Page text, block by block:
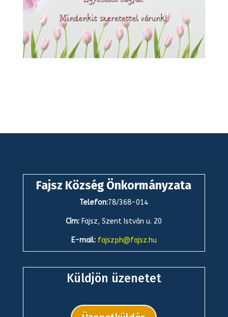
Fajsz Község Önkormányzata
Telefon:78/368-014
Cím: Fajsz, Szent István u. 20
E-mail: fajszph@fajsz.hu
Küldjön üzenetet